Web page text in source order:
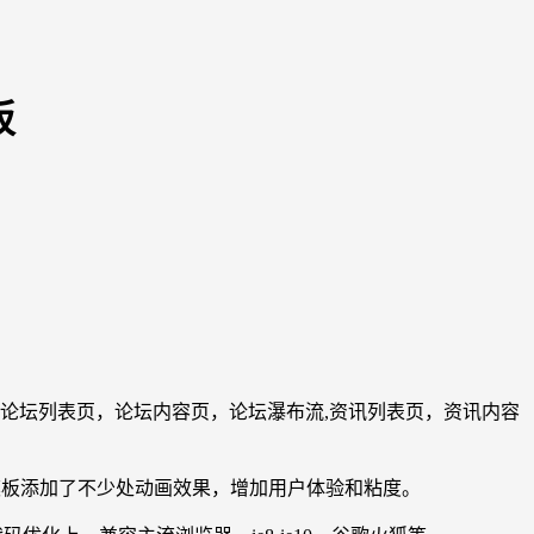
坛列表页，论坛内容页，论坛瀑布流,资讯列表页，资讯内容
加了不少处动画效果，增加用户体验和粘度。